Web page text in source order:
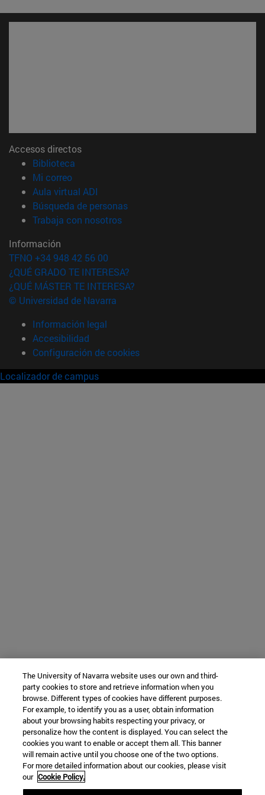
Accesos directos
Biblioteca
Mi correo(abre en nueva ventana)
Aula virtual ADI
Búsqueda de personas(abre en nueva ventana)
Trabaja con nosotros(abre en nueva ventana)
Información
TFNO +34 948 42 56 00
¿QUÉ GRADO TE INTERESA?
¿QUÉ MÁSTER TE INTERESA?
© Universidad de Navarra
Información legal
Accesibilidad
Configuración de cookies
Localizador de campus
The University of Navarra website uses our own and third-
party cookies to store and retrieve information when you
browse. Different types of cookies have different purposes.
For example, to identify you as a user, obtain information
about your browsing habits respecting your privacy, or
personalize how the content is displayed. You can select the
cookies you want to enable or accept them all. This banner
will remain active until you choose one of the two options.
For more detailed information about our cookies, please visit
our Cookie Policy.